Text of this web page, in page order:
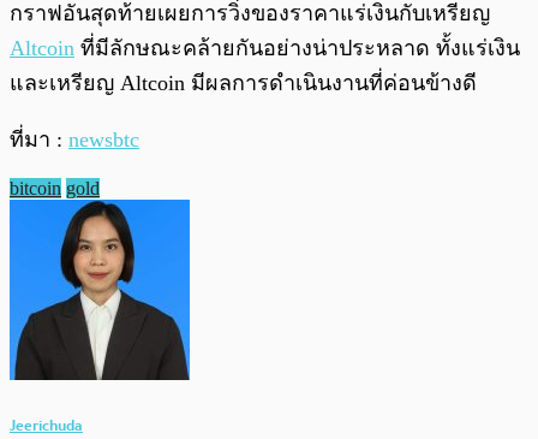
กราฟอันสุดท้ายเผยการวิ่งของราคาแร่เงินกับเหรียญ
Altcoin ที่มีลักษณะคล้ายกันอย่างน่าประหลาด ทั้งแร่เงิน
และเหรียญ Altcoin มีผลการดำเนินงานที่ค่อนข้างดี
ที่มา : newsbtc
bitcoin gold
Jeerichuda